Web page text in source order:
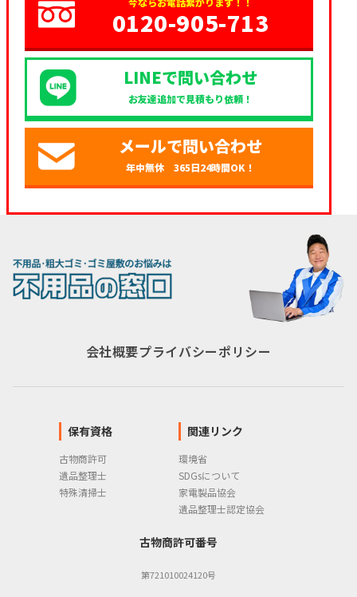
0120-905-713
LINEで問い合わせ
お友達追加で見積もり依頼！
メールで問い合わせ
年中無休 365日24時間OK！
会社概要プライバシーポリシー
保有資格
古物商許可
遺品整理士
特殊清掃士
関連リンク
環境省
SDGsについて
家電製品協会
遺品整理士認定協会
古物商許可番号
第721010024120号